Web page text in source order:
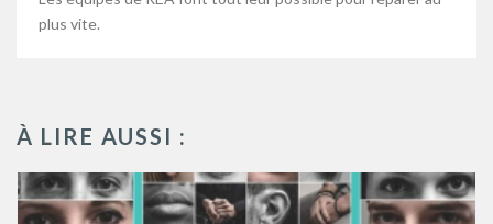
plus vite.
À LIRE AUSSI :